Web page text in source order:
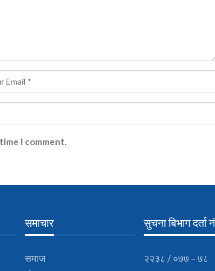
I comment.
समाचार
समाज
सुचना बिभाग दर्ता
२२३८ / ०७७ – ७८